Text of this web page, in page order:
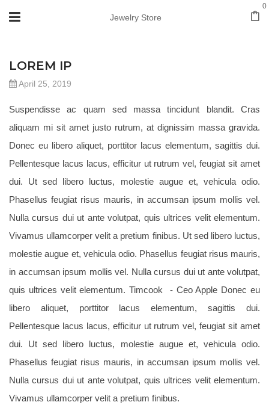
Jewelry Store
0
LOREM IP
April 25, 2019
Suspendisse ac quam sed massa tincidunt blandit. Cras
aliquam mi sit amet justo rutrum, at dignissim massa gravida.
Donec eu libero aliquet, porttitor lacus elementum, sagittis dui.
Pellentesque lacus lacus, efficitur ut rutrum vel, feugiat sit amet
dui. Ut sed libero luctus, molestie augue et, vehicula odio.
Phasellus feugiat risus mauris, in accumsan ipsum mollis vel.
Nulla cursus dui ut ante volutpat, quis ultrices velit elementum.
Vivamus ullamcorper velit a pretium finibus. Ut sed libero luctus,
molestie augue et, vehicula odio. Phasellus feugiat risus mauris,
in accumsan ipsum mollis vel. Nulla cursus dui ut ante volutpat,
quis ultrices velit elementum. Timcook - Ceo Apple Donec eu
libero aliquet, porttitor lacus elementum, sagittis dui.
Pellentesque lacus lacus, efficitur ut rutrum vel, feugiat sit amet
dui. Ut sed libero luctus, molestie augue et, vehicula odio.
Phasellus feugiat risus mauris, in accumsan ipsum mollis vel.
Nulla cursus dui ut ante volutpat, quis ultrices velit elementum.
Vivamus ullamcorper velit a pretium finibus.